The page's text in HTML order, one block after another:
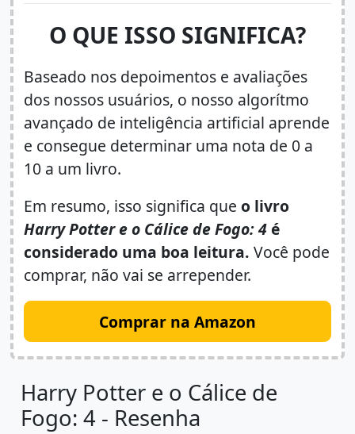
O QUE ISSO SIGNIFICA?
Baseado nos depoimentos e avaliações
dos nossos usuários, o nosso algorítmo
avançado de inteligência artificial aprende
e consegue determinar uma nota de 0 a
10 a um livro.
Em resumo, isso significa que o livro
Harry Potter e o Cálice de Fogo: 4 é
considerado uma boa leitura. Você pode
comprar, não vai se arrepender.
Comprar na Amazon
Harry Potter e o Cálice de
Fogo: 4 - Resenha